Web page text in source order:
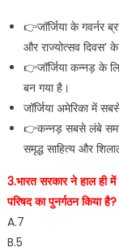
👉जॉर्जिया के गवर्नर
और राज्योत्सव दिवस’
👉जॉर्जिया कन्नड़ के
बन गया है।
जॉर्जिया अमेरिका में
👉कन्नड़ सबसे लंबे समय
समृद्ध साहित्य और
3.भारत सरकार ने हाल ही
परिषद का पुनर्गठन किया है?
A.7
B.5